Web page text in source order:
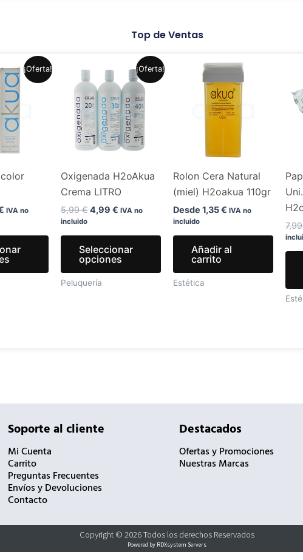
Top de Ventas
¡Oferta!
precio
actual
es:
6,41 €.
IVA no
Este
producto
múltiples
variantes.
pueden
elegir
la
de
producto
¡Oferta!
Oxigenada H2oAkua
Crema LITRO
5,99€
precio
original
era:
5,99 €.
4,99 €
precio
actual
es:
4,99 €.
IVA no
incluido
Seleccionar
opciones
Este
producto
pueden
elegir
la
de
producto
Peluquería
Rolon Cera Natural
(miel) H2oakua 110gr
Desde 1,35€ IVA no
incluido
Añadir al
carrito
Estética
Soporte al cliente
Mi Cuenta
Carrito
Preguntas Frecuentes
Envíos y Devoluciones
Contacto
Destacados
Ofertas y Promociones
Nuestras Marcas
Copyright © 2026 Todos los derechos Reservados
Powered by RDXsystem Servers